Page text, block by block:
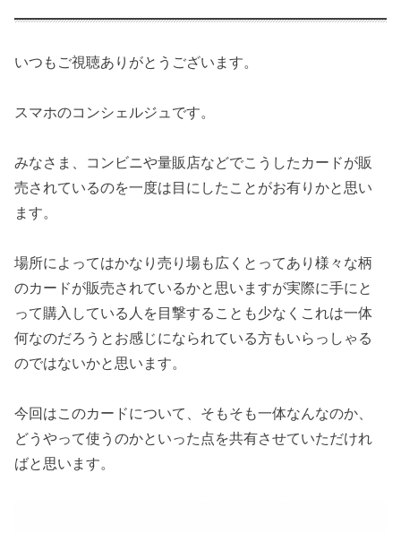
いつもご視聴ありがとうございます。
スマホのコンシェルジュです。
みなさま、コンビニや量販店などでこうしたカードが販
売されているのを一度は目にしたことがお有りかと思い
ます。
場所によってはかなり売り場も広くとってあり様々な柄
のカードが販売されているかと思いますが実際に手にと
って購入している人を目撃することも少なくこれは一体
何なのだろうとお感じになられている方もいらっしゃる
のではないかと思います。
今回はこのカードについて、そもそも一体なんなのか、
どうやって使うのかといった点を共有させていただけれ
ばと思います。